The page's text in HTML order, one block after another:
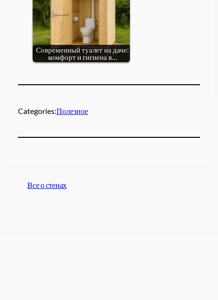
Современный туалет на даче:
комфорт и гигиена в…
Categories:Полезное
Все о стенах